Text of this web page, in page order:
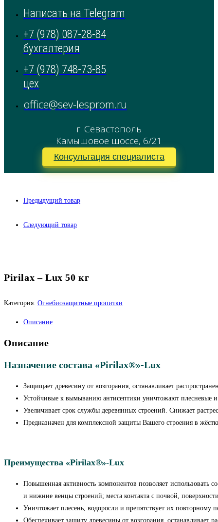
Написать на Telegram
+7 (978) 087-28-84
бухгалтерия
+7 (978) 748-73-85
цех
office@sev-lesprom.ru
г. Севастополь
Камышовое шоссе, 6/21
Консультация специалиста
Предыдущий товар
Следующий товар
Pirilax – Lux 50 кг
Категория: Огнебиозащитные пропитки
Описание
Описание
Назначение состава «Pirilax®»-Lux
Защищает древесину от возгорания, останавливает
Устойчивые к вымыванию антисептики уничтожают плесневые
Увеличивает срок службы деревянных строений. Снижает
Предназначен для комплексной защиты Вашего строения в
Преимущества «Pirilax®»-Lux
Повышенная активность компонентов позволяет использовать
и нижние венцы строений; места контакта с почвой,
Уничтожает плесень, водоросли и препятствует их
Обеспечивает защиту древесины от возгорания, останавливает